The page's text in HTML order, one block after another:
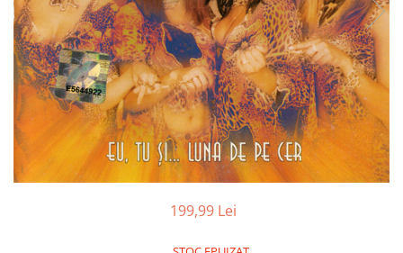
Viniluri Românești
Colecția Electrecord
199,99 Lei